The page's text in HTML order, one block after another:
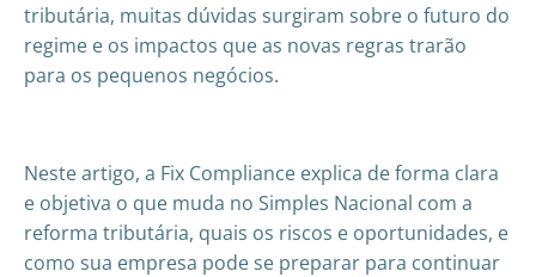
tributária, muitas dúvidas surgiram sobre o futuro do
regime e os impactos que as novas regras trarão
para os pequenos negócios.
Neste artigo, a Fix Compliance explica de forma clara
e objetiva o que muda no Simples Nacional com a
reforma tributária, quais os riscos e oportunidades, e
como sua empresa pode se preparar para continuar